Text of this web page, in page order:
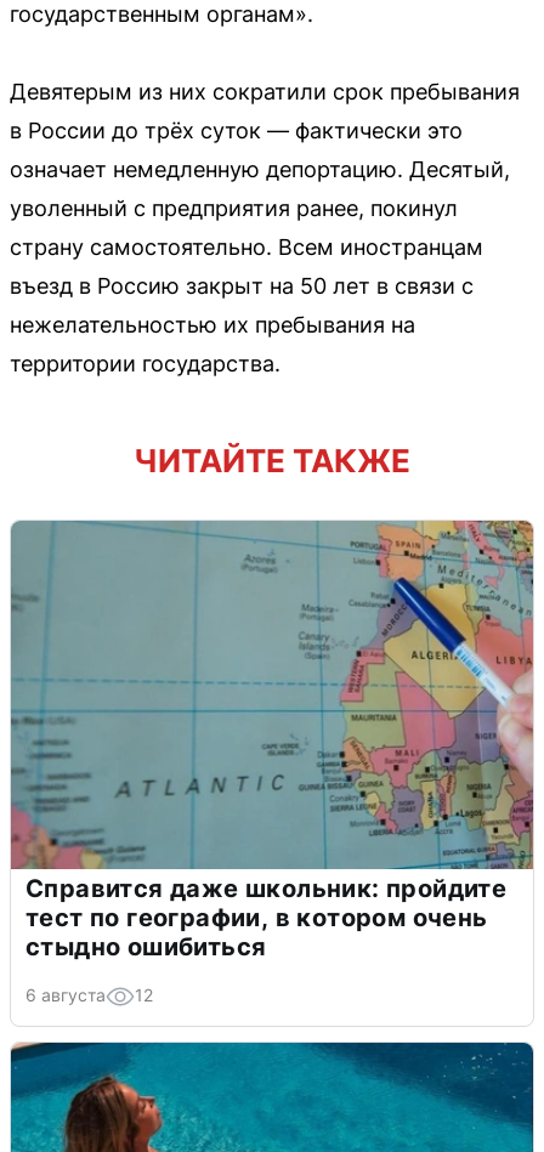
государственным органам».
Девятерым из них сократили срок пребывания
в России до трёх суток — фактически это
означает немедленную депортацию. Десятый,
уволенный с предприятия ранее, покинул
страну самостоятельно. Всем иностранцам
въезд в Россию закрыт на 50 лет в связи с
нежелательностью их пребывания на
территории государства.
ЧИТАЙТЕ ТАКЖЕ
Справится даже школьник: пройдите
тест по географии, в котором очень
стыдно ошибиться
6 августа 12